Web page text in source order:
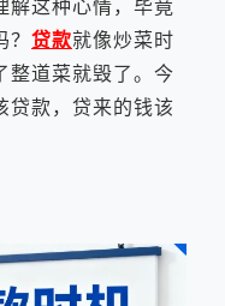
贷款就像炒菜时
整道菜就毁了。今
贷款，贷来的钱该